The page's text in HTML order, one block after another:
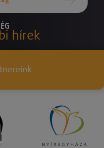
hírek